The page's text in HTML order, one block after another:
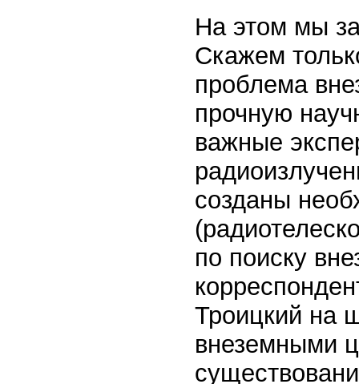
На этом мы
Скажем
проблема
прочную
важные
созданы
по поиску
Троицкий на
внеземными